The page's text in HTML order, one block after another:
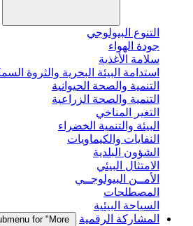
التنوع البيولوجي
جودة الهواء
سلامة الأغذية
استدامة البيئة البحرية والثروة
التنمية والصحة الحيوانية
التنمية والصحة الزراعية
التغير المناخي
البيئة والتنمية الخضراء
النفايات والكيماويات
الشؤون البلدية
الامتثال البيئي
الأمــن البيولوجــي
المصطلحات
السياحة البيئية
المشاركة الرقمية
for "More"